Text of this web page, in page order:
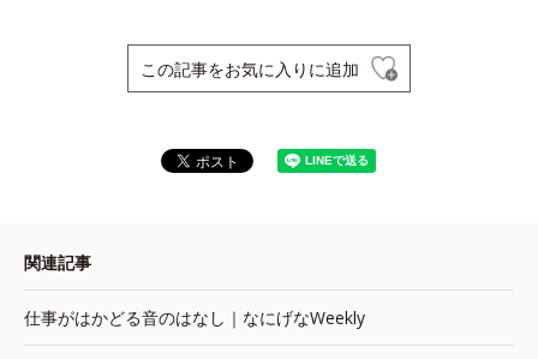
この記事をお気に入りに追加
関連記事
仕事がはかどる音のはなし｜なにげなWeekly